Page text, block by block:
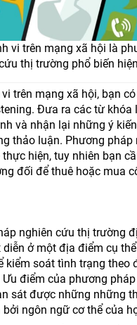
vi trên mạng xã hội là
thị trường phổ biến
trên mạng xã hội, bạn
Đưa ra các từ khóa
và nhận lại những ý
thảo luận. Phương pháp
hiện, tuy nhiên bạn
đối để thuê hoặc mua
nghiên cứu thị trường
ở một địa điểm cụ
kiểm soát tình trạng theo
điểm của phương
sát được những những
bởi ngôn ngữ cơ thể của